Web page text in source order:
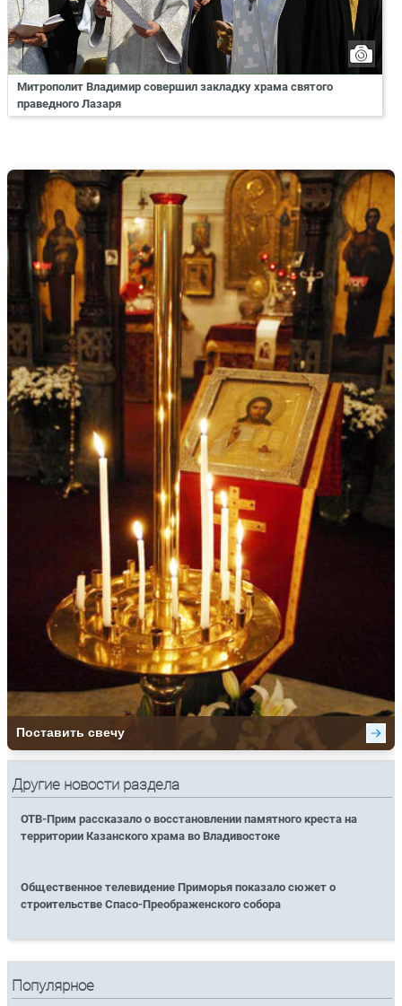
Митрополит Владимир совершил закладку храма святого
праведного Лазаря
Другие новости раздела
ОТВ-Прим рассказало о восстановлении памятного креста на
территории Казанского храма во Владивостоке
Общественное телевидение Приморья показало сюжет о
строительстве Спасо-Преображенского собора
Популярное